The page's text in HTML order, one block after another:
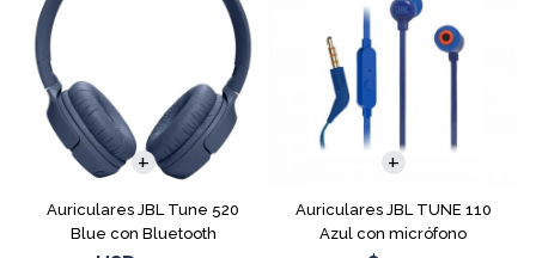
Auriculares JBL Tune 520
Blue con Bluetooth
Auriculares JBL TUNE 110
Azul con micrófono